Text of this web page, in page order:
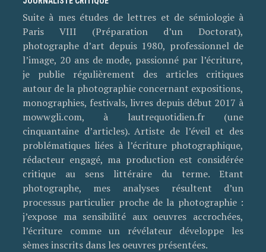
Suite à mes études de lettres et de sémiologie à
Paris VIII (Préparation d’un Doctorat),
photographe d’art depuis 1980, professionnel de
l’image, 20 ans de mode, passionné par l’écriture,
je publie régulièrement des articles critiques
autour de la photographie concernant expositions,
monographies, festivals, livres depuis début 2017 à
mowwgli.com, à lautrequotidien.fr (une
cinquantaine d’articles). Artiste de l’éveil et des
problématiques liées à l’écriture photographique,
rédacteur engagé, ma production est considérée
critique au sens littéraire du terme. Etant
photographe, mes analyses résultent d’un
processus particulier proche de la photographie :
j’expose ma sensibilité aux oeuvres accrochées,
l’écriture comme un révélateur développe les
sèmes inscrits dans les oeuvres présentées.